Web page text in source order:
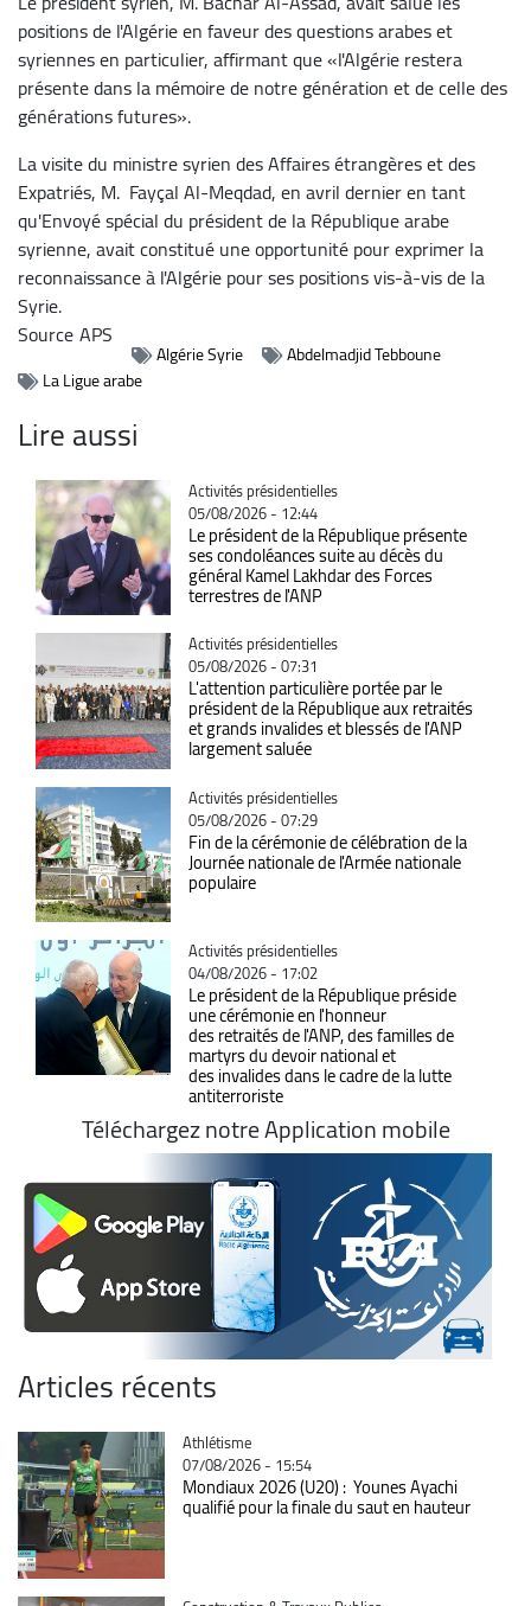
positions de l'Algérie en faveur des questions arabes et
syriennes en particulier, affirmant que «l'Algérie restera
présente dans la mémoire de notre génération et de celle des
générations futures».
La visite du ministre syrien des Affaires étrangères et des
Expatriés, M. Fayçal Al-Meqdad, en avril dernier en tant
qu'Envoyé spécial du président de la République arabe
syrienne, avait constitué une opportunité pour exprimer la
reconnaissance à l'Algérie pour ses positions vis-à-vis de la
Syrie.
SourceAPS
Algérie Syrie
Abdelmadjid Tebboune
La Ligue arabe
Lire aussi
Catégorie
Activités présidentielles
05/08/2026 - 12:44
Le président de la République présente
ses condoléances suite au décès du
général Kamel Lakhdar des Forces
terrestres de l'ANP
Catégorie
Activités présidentielles
05/08/2026 - 07:31
L'attention particulière portée par le
président de la République aux retraités
et grands invalides et blessés de l'ANP
largement saluée
Catégorie
Activités présidentielles
05/08/2026 - 07:29
Fin de la cérémonie de célébration de la
Journée nationale de l'Armée nationale
populaire
Catégorie
Activités présidentielles
04/08/2026 - 17:02
Le président de la République préside
une cérémonie en l'honneur
des retraités de l'ANP, des familles de
martyrs du devoir national et
des invalides dans le cadre de la lutte
antiterroriste
Téléchargez notre Application mobile
Articles récents
Catégorie
Athlétisme
07/08/2026 - 15:54
Mondiaux 2026 (U20) : Younes Ayachi
qualifié pour la finale du saut en hauteur